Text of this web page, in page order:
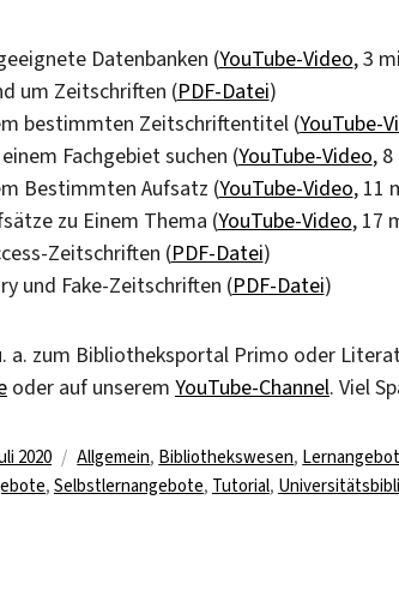
Datenbanken (YouTube-Video, 3
um Zeitschriften (PDF-Datei)
bestimmten Zeitschriftentitel (YouTube-
Fachgebiet suchen (YouTube-Video,
Bestimmten Aufsatz (YouTube-Video, 11
zu Einem Thema (YouTube-Video, 17
Zeitschriften (PDF-Datei)
und Fake-Zeitschriften (PDF-Datei)
a. zum Bibliotheksportal Primo oder
oder auf unserem YouTube-Channel. Viel
2020 Kategorien
Allgemein, Bibliothekswesen,
, Selbstlernangebote, Tutorial,